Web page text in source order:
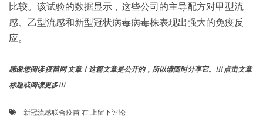
比较。该试验的数据显示，这些公司的主导配方对甲型流
感、乙型流感和新型冠状病毒病毒株表现出强大的免疫反
应。
感谢您阅读 疫苗网 文章！这篇文章是公开的，所以请随时分享它。!!! 点击文章
标题或阅读更多!!!
新冠流感联合疫苗 在 辉
上留下评论